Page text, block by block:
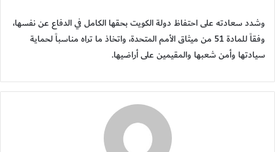
وشدد سعادته على احتفاظ دولة الكويت بحقها الكامل في الدفاع عن نفسها،
وفقاً للمادة 51 من ميثاق الأمم المتحدة، واتخاذ ما تراه مناسباً لحماية
سيادتها وأمن شعبها والمقيمين على أراضيها.